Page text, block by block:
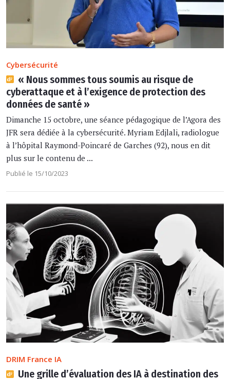
Cybersécurité
« Nous sommes tous soumis au risque de
cyberattaque et à l’exigence de protection des
données de santé »
Dimanche 15 octobre, une séance pédagogique de l’Agora des
JFR sera dédiée à la cybersécurité. Myriam Edjlali, radiologue
à l’hôpital Raymond-Poincaré de Garches (92), nous en dit
plus sur le contenu de ...
Publié le 15/10/2023
DRIM France IA
Une grille d’évaluation des IA à destination des